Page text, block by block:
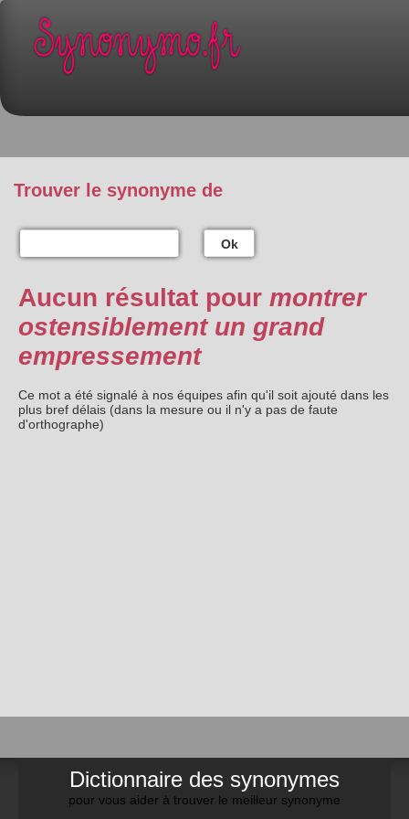
Trouver le synonyme de
Ok
Aucun résultat pour montrer
ostensiblement un grand
empressement
Ce mot a été signalé à nos équipes afin qu'il soit ajouté dans les
plus bref délais (dans la mesure ou il n'y a pas de faute
d'orthographe)
Dictionnaire des synonymes
pour vous aider à trouver le meilleur synonyme